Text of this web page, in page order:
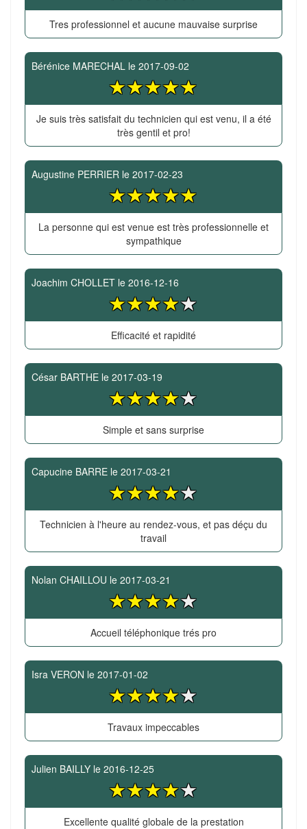
Tres professionnel et aucune mauvaise surprise
Bérénice MARECHAL le 2017-09-02
Je suis très satisfait du technicien qui est venu, il a été
très gentil et pro!
Augustine PERRIER le 2017-02-23
La personne qui est venue est très professionnelle et
sympathique
Joachim CHOLLET le 2016-12-16
Efficacité et rapidité
César BARTHE le 2017-03-19
Simple et sans surprise
Capucine BARRE le 2017-03-21
Technicien à l'heure au rendez-vous, et pas déçu du
travail
Nolan CHAILLOU le 2017-03-21
Accueil téléphonique trés pro
Isra VERON le 2017-01-02
Travaux impeccables
Julien BAILLY le 2016-12-25
Excellente qualité globale de la prestation